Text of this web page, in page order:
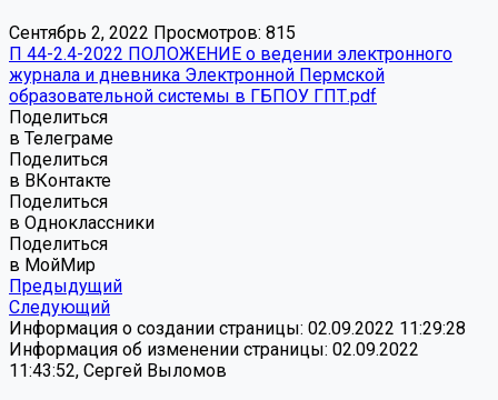
Сентябрь 2, 2022 Просмотров: 815
П 44-2.4-2022 ПОЛОЖЕНИЕ о ведении электронного
журнала и дневника Электронной Пермской
образовательной системы в ГБПОУ ГПТ.pdf
Поделиться
в Телеграме
Поделиться
в ВКонтакте
Поделиться
в Одноклассники
Поделиться
в МойМир
Предыдущий
Следующий
Информация о создании страницы: 02.09.2022 11:29:28
Информация об изменении страницы: 02.09.2022
11:43:52, Сергей Выломов